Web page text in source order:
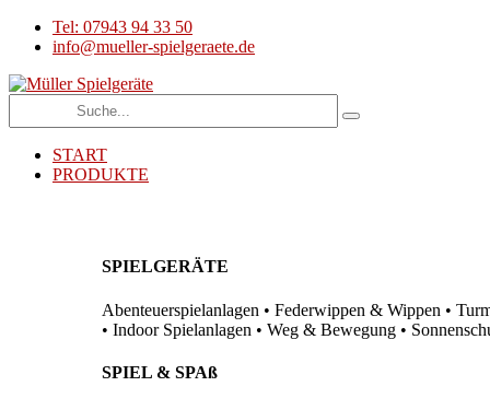
Tel: 07943 94 33 50
info@mueller-spielgeraete.de
START
PRODUKTE
SPIELGERÄTE
Abenteuerspielanlagen • Federwippen & Wippen •
• Indoor Spielanlagen • Weg & Bewegung •
SPIEL & SPAß